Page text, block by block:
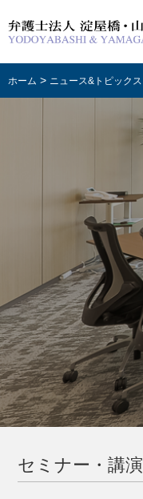
ホーム > ニュース&トピックス
セミナー・講演